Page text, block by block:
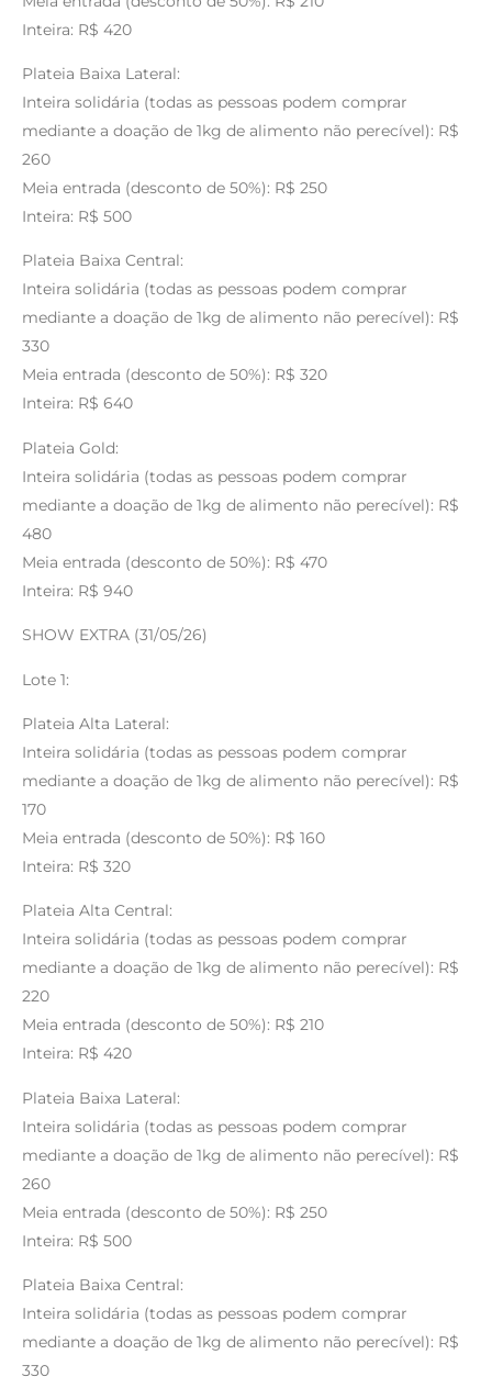
Inteira: R$ 420
Plateia Baixa Lateral:
Inteira solidária (todas as pessoas podem comprar
mediante a doação de 1kg de alimento não perecível): R$
260
Meia entrada (desconto de 50%): R$ 250
Inteira: R$ 500
Plateia Baixa Central:
Inteira solidária (todas as pessoas podem comprar
mediante a doação de 1kg de alimento não perecível): R$
330
Meia entrada (desconto de 50%): R$ 320
Inteira: R$ 640
Plateia Gold:
Inteira solidária (todas as pessoas podem comprar
mediante a doação de 1kg de alimento não perecível): R$
480
Meia entrada (desconto de 50%): R$ 470
Inteira: R$ 940
SHOW EXTRA (31/05/26)
Lote 1:
Plateia Alta Lateral:
Inteira solidária (todas as pessoas podem comprar
mediante a doação de 1kg de alimento não perecível): R$
170
Meia entrada (desconto de 50%): R$ 160
Inteira: R$ 320
Plateia Alta Central:
Inteira solidária (todas as pessoas podem comprar
mediante a doação de 1kg de alimento não perecível): R$
220
Meia entrada (desconto de 50%): R$ 210
Inteira: R$ 420
Plateia Baixa Lateral:
Inteira solidária (todas as pessoas podem comprar
mediante a doação de 1kg de alimento não perecível): R$
260
Meia entrada (desconto de 50%): R$ 250
Inteira: R$ 500
Plateia Baixa Central:
Inteira solidária (todas as pessoas podem comprar
mediante a doação de 1kg de alimento não perecível): R$
330